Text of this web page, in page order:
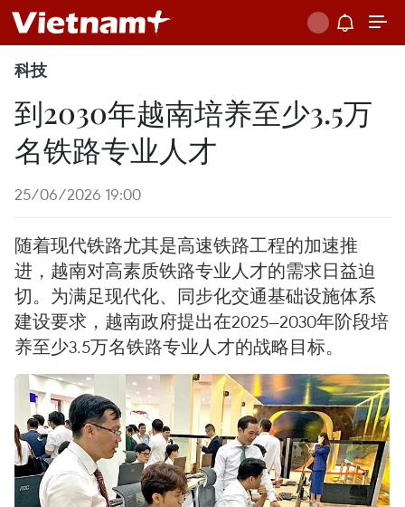
科技
到2030年越南培养至少3.5万
名铁路专业人才
25/06/2026 19:00
随着现代铁路尤其是高速铁路工程的加速推
进，越南对高素质铁路专业人才的需求日益迫
切。为满足现代化、同步化交通基础设施体系
建设要求，越南政府提出在2025—2030年阶段培
养至少3.5万名铁路专业人才的战略目标。